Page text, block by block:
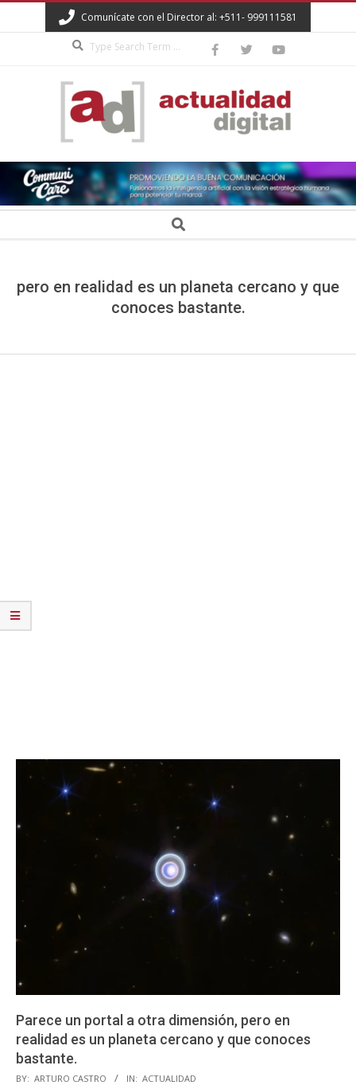
to
Comunícate con el Director al: +511- 999111581
ACTUALIDAD
DIGITAL Search
pero en realidad es un planeta cercano y que
conoces bastante.
Parece un portal a otra dimensión, pero en
realidad es un planeta cercano y que conoces
bastante.
2023-
BY: ARTURO CASTRO IN: ACTUALIDAD